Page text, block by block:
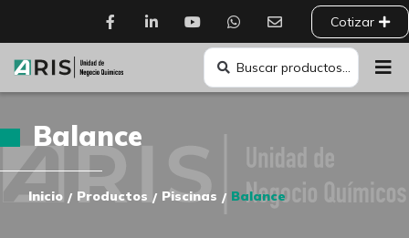
Cotizar
Balance
Inicio / Productos / Piscinas / Balance